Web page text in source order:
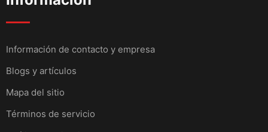
Información de contacto y empresa
Blogs y artículos
Mapa del sitio
Términos de servicio